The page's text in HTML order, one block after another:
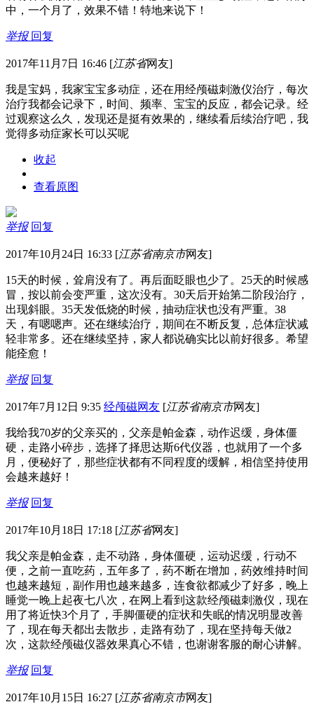
中，一个月了，效果不错！特地来说下！
举报 回复
2017年11月7日 16:46 [江苏省网友]
我是宝妈，我家宝宝多动症，还在用经颅磁刺激仪治疗，每次
治疗我都会记录下，时间、频率、宝宝的反应，都会记录。经
过观察这么久，发现还是挺有效果的，继续看后续治疗吧，我
觉得多动症家长可以买呢
收起
查看原图
举报 回复
2017年10月24日 16:33 [江苏省南京市网友]
15天的时候，耸肩没有了。再后面眨眼也少了。25天的时候感
冒，按以前会变严重，这次没有。30天后开始第二阶段治疗，
出现斜眼。35天发低烧的时候，抽动症状也没有严重。38
天，有嗯嗯声。还在继续治疗，期间在不断反复，总体症状减
轻非常多。还在继续坚持，家人都说确实比以前好很多。希望
能痊愈！
举报 回复
2017年7月12日 9:35 经颅磁网友 [江苏省南京市网友]
我给我70岁的父亲买的，父亲是帕金森，动作迟缓，身体僵
硬，走路小碎步，选择了择思达斯6代仪器，也就用了一个多
月，便秘好了，那些症状都有不同程度的缓解，相信坚持使用
会越来越好！
举报 回复
2017年10月18日 17:18 [江苏省网友]
我父亲是帕金森，走不动路，身体僵硬，运动迟缓，行动不
便，之前一直吃药，五年多了，药不断在增加，药效维持时间
也越来越短，副作用也越来越多，连食欲都减少了好多，晚上
睡觉一晚上起夜七八次，在网上看到这款经颅磁刺激仪，现在
用了将近快3个月了，手脚僵硬的症状和失眠的情况明显改善
了，现在每天都出去散步，走路有劲了，现在坚持每天做2
次，这款经颅磁仪器效果真心不错，也谢谢客服的耐心讲解。
举报 回复
2017年10月15日 16:27 [江苏省南京市网友]